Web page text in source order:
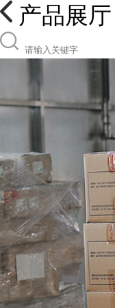
产品展厅